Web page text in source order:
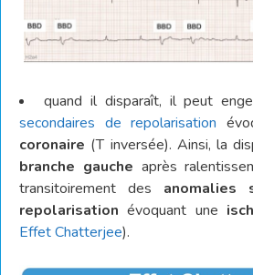
quand il disparaît, il peut
secondaires de repolarisation
coronaire (T inversée). Ainsi, la
branche gauche après
transitoirement des anomalies
repolarisation évoquant une
Effet Chatterjee).